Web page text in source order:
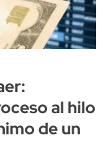
al hilo
de un